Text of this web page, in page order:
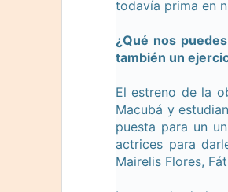
todavía prima en
¿Qué nos
también un
El estreno de la
Macubá y
puesta para un
actrices para
Mairelis Flores,